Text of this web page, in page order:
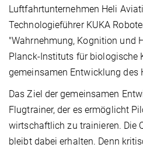
Luftfahrtunternehmen Heli
Technologieführer KUKA
"Wahrnehmung, Kognition und
Planck-Instituts für biologische
gemeinsamen Entwicklung des
Das Ziel der gemeinsamen
Flugtrainer, der es ermöglicht
wirtschaftlich zu trainieren. Die
bleibt dabei erhalten. Denn